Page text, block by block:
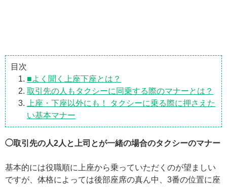
目次
■よく聞く上座下座とは？
取引先の人もタクシーに同乗する際のマナーとは？
上座・下座以外にも！ タクシーに乗る際に押さえた
い基本マナー
◯取引先の人2人と上司とが一緒の場合のタクシーのマナー
基本的には役職順に上座から乗っていただくのが望ましい
ですが、体格によっては後部座席の真ん中、3番の位置に座